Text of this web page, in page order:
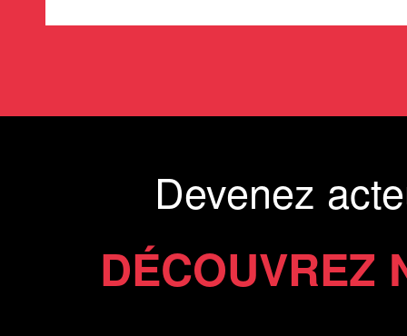
Devenez
DÉCOUVREZ